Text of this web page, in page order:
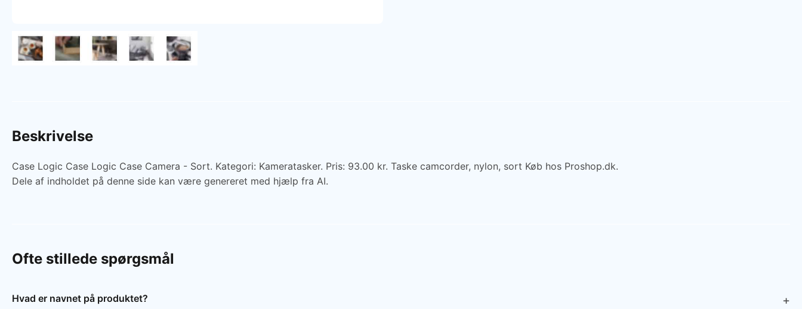
Beskrivelse
Case Logic Case Logic Case Camera - Sort. Kategori: Kameratasker. Pris: 93.00 kr. Taske camcorder, nylon, sort Køb hos Proshop.dk.
Dele af indholdet på denne side kan være genereret med hjælp fra AI.
Ofte stillede spørgsmål
Hvad er navnet på produktet?